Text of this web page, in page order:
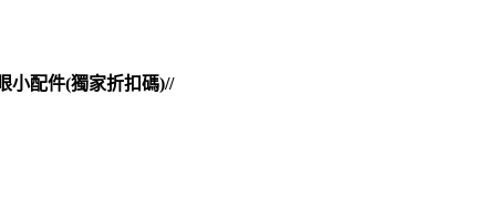
小配件(獨家折扣碼)//